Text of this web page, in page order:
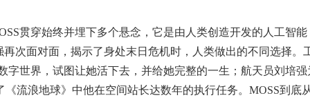
贯穿始终并埋下多个悬念，它是由人类创造开发的人工智能
次面对面，揭示了身处末日危机时 ，人类做出的不同选择。
字世界，试图让她活下去 ， 并给她完整的一生；航天员刘培强
流浪地球》中他在空间站长达数年的执行任务。 MOSS到底